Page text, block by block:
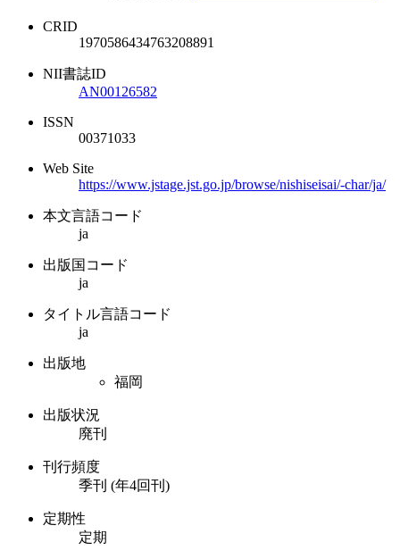
CRID
1970586434763208891
NII書誌ID
AN00126582
ISSN
00371033
Web Site
https://www.jstage.jst.go.jp/browse/nishiseisai/-char/ja/
本文言語コード
ja
出版国コード
ja
タイトル言語コード
ja
出版地
福岡
出版状況
廃刊
刊行頻度
季刊 (年4回刊)
定期性
定期